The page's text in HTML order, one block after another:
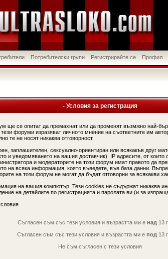
Потребителски групи Регистрирайте се Профил
- Условия за регистрация
ще се опитат да премахнат или да променят възмжно най-
форуми изразяват личното мнение на съответните им
те не носят никаква отговорност.
заплашителен, сексуално-ориентиран или всякакъв друг
и уведомяването на вашия доставчик). IP адресите, от
и модераторите на този форум имат правото да
на всяка информация, която въведете, във база данни.
на този форум не могат да бъдат отговорни за всякакви
на вашия компютър. Тези cookies не съдържат никаква
на детайлите по регистрацията и паролата ви (и за
Съгласен съм със тези условия и възрастта ми е над 13
Съгласен съм със тези условия и възрастта ми е под 13
Не съм съгласен с тези условия